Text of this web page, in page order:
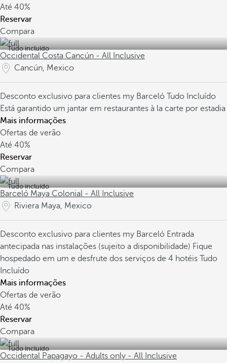
Até 40%
Reservar
Compara
Tudo incluído
Occidental Costa Cancún - All Inclusive
Cancún, Mexico
Desconto exclusivo para clientes my Barceló Tudo Incluído
Está garantido um jantar em restaurantes à la carte por estadia
Mais informações
Ofertas de verão
Até 40%
Reservar
Compara
Tudo incluído
Barceló Maya Colonial - All Inclusive
Riviera Maya, Mexico
Desconto exclusivo para clientes my Barceló Entrada
antecipada nas instalações (sujeito a disponibilidade) Fique
hospedado em um e desfrute dos serviços de 4 hotéis Tudo
Incluído
Mais informações
Ofertas de verão
Até 40%
Reservar
Compara
Tudo incluído
Occidental Papagayo - Adults only - All Inclusive